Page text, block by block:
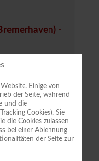
-
- 2018
Anhalt
- 2009
"Futur"
Einige von
der Seite, während
und die
Cookies). Sie
die Cookies zulassen
bei einer Ablehnung
der Seite zur